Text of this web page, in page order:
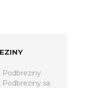
Podbreziny.
Podbreziny sa